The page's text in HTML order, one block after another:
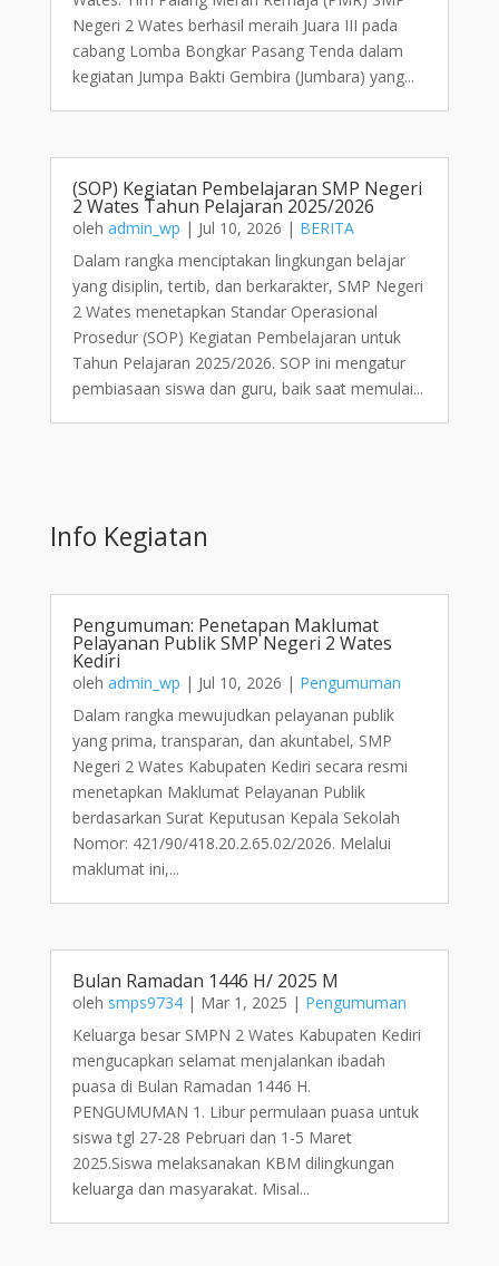
Negeri 2 Wates berhasil meraih Juara III pada
cabang Lomba Bongkar Pasang Tenda dalam
kegiatan Jumpa Bakti Gembira (Jumbara) yang...
(SOP) Kegiatan Pembelajaran SMP Negeri
2 Wates Tahun Pelajaran 2025/2026
oleh admin_wp | Jul 10, 2026 | BERITA
Dalam rangka menciptakan lingkungan belajar
yang disiplin, tertib, dan berkarakter, SMP Negeri
2 Wates menetapkan Standar Operasional
Prosedur (SOP) Kegiatan Pembelajaran untuk
Tahun Pelajaran 2025/2026. SOP ini mengatur
pembiasaan siswa dan guru, baik saat memulai...
Info Kegiatan
Pengumuman: Penetapan Maklumat
Pelayanan Publik SMP Negeri 2 Wates
Kediri
oleh admin_wp | Jul 10, 2026 | Pengumuman
Dalam rangka mewujudkan pelayanan publik
yang prima, transparan, dan akuntabel, SMP
Negeri 2 Wates Kabupaten Kediri secara resmi
menetapkan Maklumat Pelayanan Publik
berdasarkan Surat Keputusan Kepala Sekolah
Nomor: 421/90/418.20.2.65.02/2026. Melalui
maklumat ini,...
Bulan Ramadan 1446 H/ 2025 M
oleh smps9734| Mar 1, 2025 | Pengumuman
Keluarga besar SMPN 2 Wates Kabupaten Kediri
mengucapkan selamat menjalankan ibadah
puasa di Bulan Ramadan 1446 H.
PENGUMUMAN 1. Libur permulaan puasa untuk
siswa tgl 27-28 Pebruari dan 1-5 Maret
2025.Siswa melaksanakan KBM dilingkungan
keluarga dan masyarakat. Misal...